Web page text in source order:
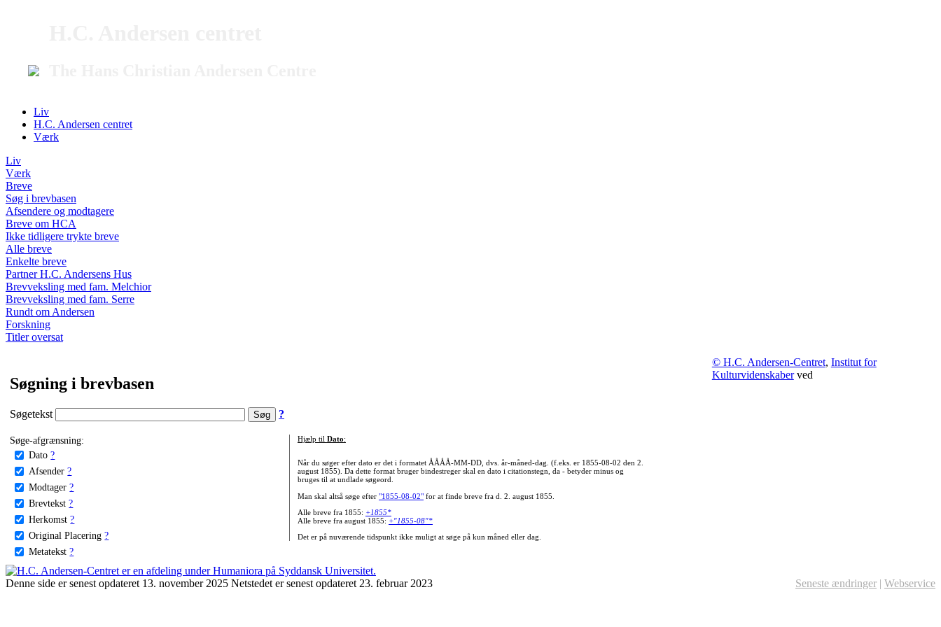
Liv
H.C. Andersen centret
Værk
Liv
Værk
Breve
Søg i brevbasen
Afsendere og modtagere
Breve om HCA
Ikke tidligere trykte breve
Alle breve
Enkelte breve
Partner H.C. Andersens Hus
Brevveksling med fam. Melchior
Brevveksling med fam. Serre
Rundt om Andersen
Forskning
Titler oversat
Søgning i brevbasen
Søgetekst ?
Søge-afgrænsning:
Dato ?
Afsender ?
Modtager ?
Brevtekst ?
Herkomst ?
Original Placering ?
Metatekst ?
Hjælp til Dato:
Når du søger efter dato er det i formatet ÅÅÅÅ-MM-DD, dvs. år-måned-dag. (f.eks. er 1855-08-02 den 2.
august 1855). Da dette format bruger bindestreger skal en dato i citationstegn, da - betyder minus og
bruges til at undlade søgeord.
Man skal altså søge efter "1855-08-02"for at finde breve fra d. 2. august 1855.
Alle breve fra 1855: +1855*
Alle breve fra august 1855: +"1855-08"*
Det er på nuværende tidspunkt ikke muligt at søge på kun måned eller dag.
© H.C. Andersen-Centret, Institut for
Kulturvidenskaberved
Denne side er senest opdateret 13. november 2025 Netstedet er senest opdateret 23. februar 2023 Seneste ændringer | Webservice